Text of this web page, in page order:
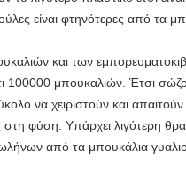
είναι φτηνότερες από τα
και των
100000 μπουκαλιών. Έτσι
να χειριστούν και απαιτούν
φύση. Υπάρχει λιγότερη
από τα μπουκάλια